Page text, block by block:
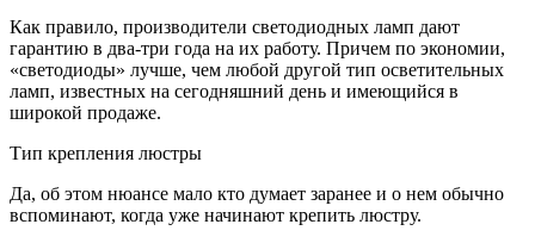
Как правило, производители светодиодных ламп дают
гарантию в два-три года на их работу. Причем по экономии,
«светодиоды» лучше, чем любой другой тип осветительных
ламп, известных на сегодняшний день и имеющийся в
широкой продаже.
Тип крепления люстры
Да, об этом нюансе мало кто думает заранее и о нем обычно
вспоминают, когда уже начинают крепить люстру.